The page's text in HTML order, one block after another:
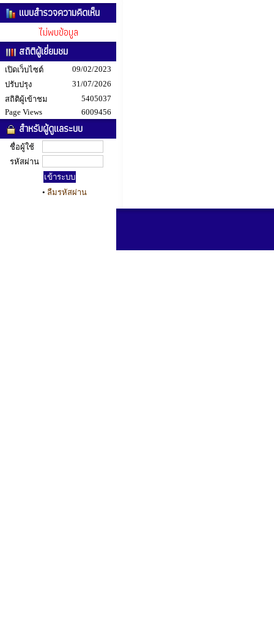
แบบสำรวจความคิดเห็น
ไม่พบข้อมูล
สถิติผู้เยี่ยมชม
เปิดเว็บไซต์
09/02/2023
ปรับปรุง
31/07/2026
สถิติผู้เข้าชม
5405037
Page Views
6009456
สำหรับผู้ดูแลระบบ
ชื่อผู้ใช้
รหัสผ่าน
• ลืมรหัสผ่าน